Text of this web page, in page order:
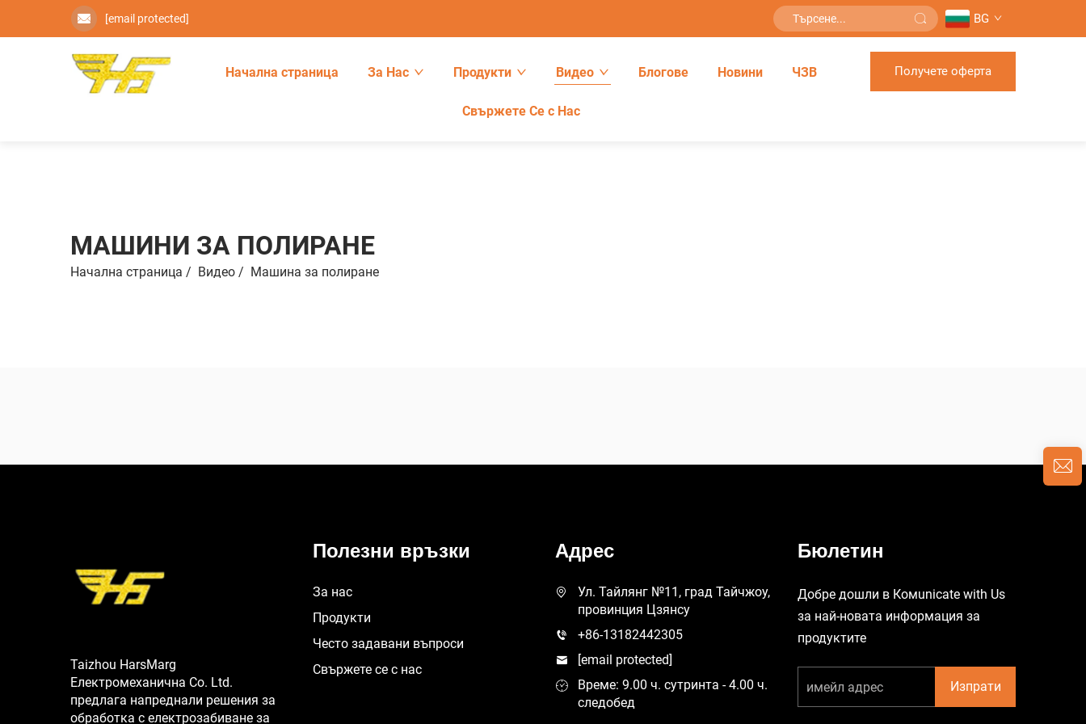
[email protected] BG
Начална страница За Нас Продукти Видео Блогове Новини ЧЗВ
Свържете Се с Нас
Получете оферта
МАШИНИ ЗА ПОЛИРАНЕ
Начална страница / Видео / Машинa зa пoлирaне
Taizhou HarsMarg
Електромеханична Co. Ltd.
предлага напреднали решения за
обработка с електрозабиване за
Полезни връзки
За нас
Продукти
Често задавани въпроси
Свържете се с нас
Адрес
Ул. Тайлянг №11, град Тайчжоу,
провинция Цзянсу
+86-13182442305
[email protected]
Време: 9.00 ч. сутринта - 4.00 ч.
следобед
Бюлетин
Добре дошли в Комunicate with Us
за най-новата информация за
продуктите
Изпрати